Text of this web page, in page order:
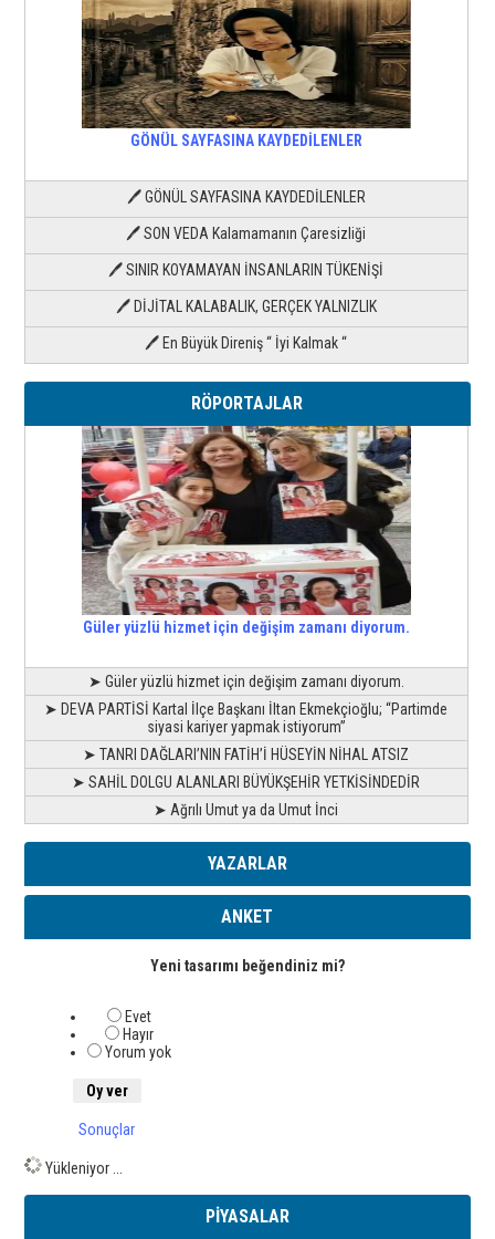
GÖNÜL SAYFASINA KAYDEDİLENLER
🖊 GÖNÜL SAYFASINA KAYDEDİLENLER
🖊 SON VEDA Kalamamanın Çaresizliği
🖊 SINIR KOYAMAYAN İNSANLARIN TÜKENİŞİ
🖊 DİJİTAL KALABALIK, GERÇEK YALNIZLIK
🖊 En Büyük Direniş “ İyi Kalmak “
RÖPORTAJLAR
Güler yüzlü hizmet için değişim zamanı diyorum.
➤ Güler yüzlü hizmet için değişim zamanı diyorum.
➤ DEVA PARTİSİ Kartal İlçe Başkanı İltan Ekmekçioğlu; “Partimde
siyasi kariyer yapmak istiyorum”
➤ TANRI DAĞLARI’NIN FATİH’İ HÜSEYİN NİHAL ATSIZ
➤ SAHİL DOLGU ALANLARI BÜYÜKŞEHİR YETKİSİNDEDİR
➤ Ağrılı Umut ya da Umut İnci
YAZARLAR
ANKET
Yeni tasarımı beğendiniz mi?
Evet
Hayır
Yorum yok
Sonuçlar
Yükleniyor ...
PİYASALAR